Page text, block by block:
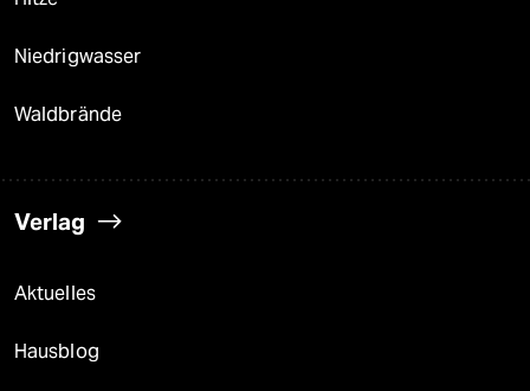
Niedrigwasser
Waldbrände
Verlag
Aktuelles
Hausblog